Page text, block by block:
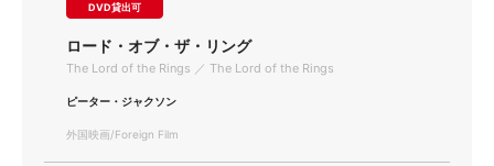
DVD貸出可
ロード・オブ・ザ・リング
The Lord of the Rings ／ The Lord of the Rings
ピーター・ジャクソン
外国映画/Foreign Film